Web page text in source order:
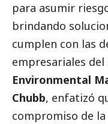
para asumir
brindando
cumplen con las
empresariales del
Environmental
Chubb, enfatizó
compromiso de